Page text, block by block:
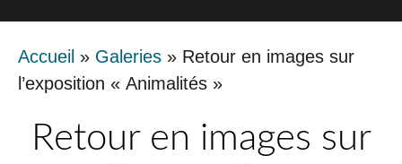
Accueil » Galeries » Retour en images sur
l’exposition « Animalités »
Retour en images sur